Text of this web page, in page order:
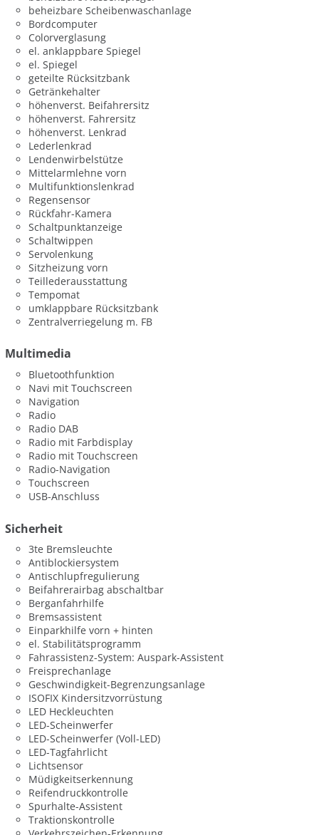
beheizbare Scheibenwaschanlage
Bordcomputer
Colorverglasung
el. anklappbare Spiegel
el. Spiegel
geteilte Rücksitzbank
Getränkehalter
höhenverst. Beifahrersitz
höhenverst. Fahrersitz
höhenverst. Lenkrad
Lederlenkrad
Lendenwirbelstütze
Mittelarmlehne vorn
Multifunktionslenkrad
Regensensor
Rückfahr-Kamera
Schaltpunktanzeige
Schaltwippen
Servolenkung
Sitzheizung vorn
Teillederausstattung
Tempomat
umklappbare Rücksitzbank
Zentralverriegelung m. FB
Multimedia
Bluetoothfunktion
Navi mit Touchscreen
Navigation
Radio
Radio DAB
Radio mit Farbdisplay
Radio mit Touchscreen
Radio-Navigation
Touchscreen
USB-Anschluss
Sicherheit
3te Bremsleuchte
Antiblockiersystem
Antischlupfregulierung
Beifahrerairbag abschaltbar
Berganfahrhilfe
Bremsassistent
Einparkhilfe vorn + hinten
el. Stabilitätsprogramm
Fahrassistenz-System: Auspark-Assistent
Freisprechanlage
Geschwindigkeit-Begrenzungsanlage
ISOFIX Kindersitzvorrüstung
LED Heckleuchten
LED-Scheinwerfer
LED-Scheinwerfer (Voll-LED)
LED-Tagfahrlicht
Lichtsensor
Müdigkeitserkennung
Reifendruckkontrolle
Spurhalte-Assistent
Traktionskontrolle